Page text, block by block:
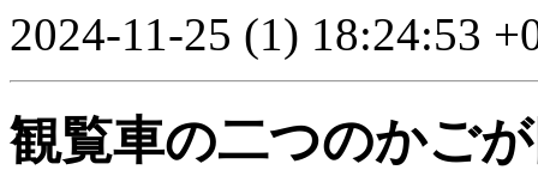
2024-11-25 (1) 18:24:53
観覧車の二つのかご